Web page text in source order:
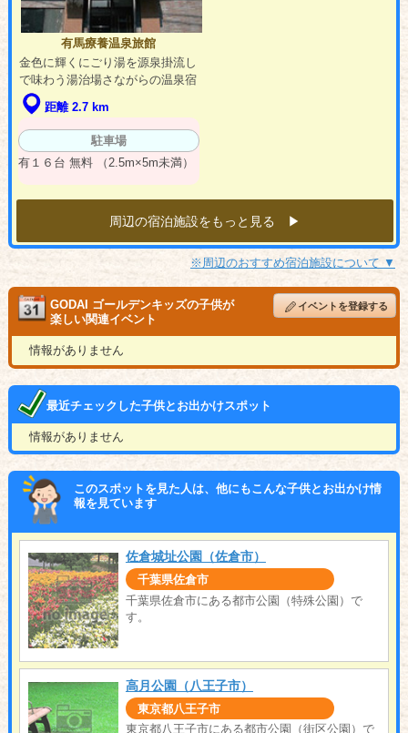
有馬療養温泉旅館
金色に輝くにごり湯を源泉掛流し
で味わう湯治場さながらの温泉宿
距離 2.7 km
駐車場
有１６台 無料 （2.5m×5m未満）
周辺の宿泊施設をもっと見る ▶︎
※周辺のおすすめ宿泊施設について ▼
GODAI ゴールデンキッズの子供が
楽しい関連イベント
イベントを登録する
情報がありません
最近チェックした子供とお出かけスポット
情報がありません
このスポットを見た人は、他にもこんな子供とお出かけ情
報を見ています
佐倉城址公園（佐倉市）
千葉県佐倉市
千葉県佐倉市にある都市公園（特殊公園）で
す。
高月公園（八王子市）
東京都八王子市
東京都八王子市にある都市公園（街区公園）で